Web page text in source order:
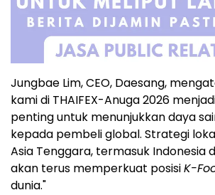
Jungbae Lim, CEO, Daesang,
kami di THAIFEX-Anuga 2026
penting untuk menunjukkan daya
kepada pembeli global. Strategi
Asia Tenggara, termasuk Indonesia
akan terus memperkuat posisiK-
dunia."